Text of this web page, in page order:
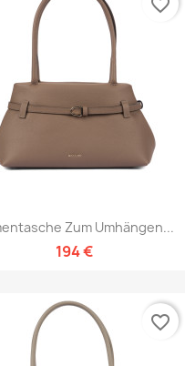
Vorschau
Zum Umhängen...
194 €
favorite_border
favorite_border